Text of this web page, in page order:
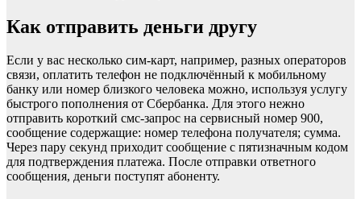
Как отправить деньги другу
Если у вас несколько сим-карт, например, разных операторов
связи, оплатить телефон не подключённый к мобильному
банку или номер близкого человека можно, используя услугу
быстрого пополнения от Сбербанка. Для этого нежно
отправить короткий смс-запрос на сервисный номер 900,
сообщение содержащие: номер телефона получателя; сумма.
Через пару секунд приходит сообщение с пятизначным кодом
для подтверждения платежа. После отправки ответного
сообщения, деньги поступят абоненту.